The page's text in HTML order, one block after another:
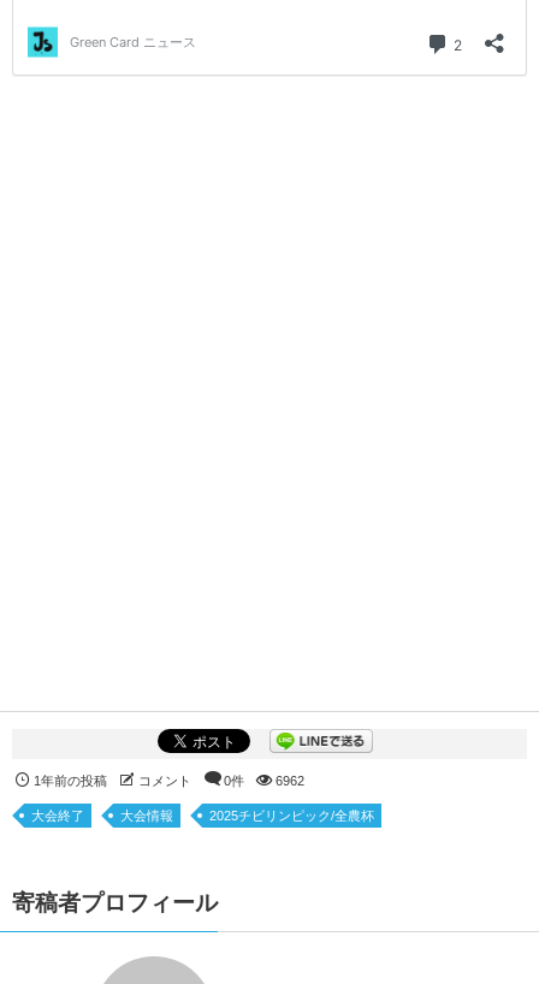
1年前の投稿 コメント 0件 6962
大会終了 大会情報 2025チビリンピック/全農杯
寄稿者プロフィール